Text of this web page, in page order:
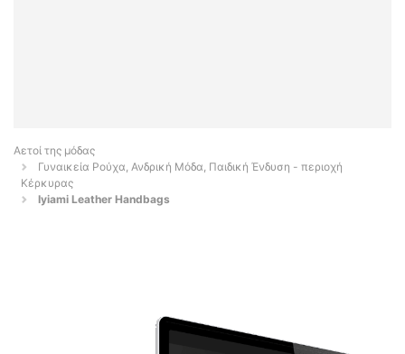
Αετοί της μόδας
Γυναικεία Ρούχα, Ανδρική Μόδα, Παιδική Ένδυση - περιοχή
Κέρκυρας
Iyiami Leather Handbags